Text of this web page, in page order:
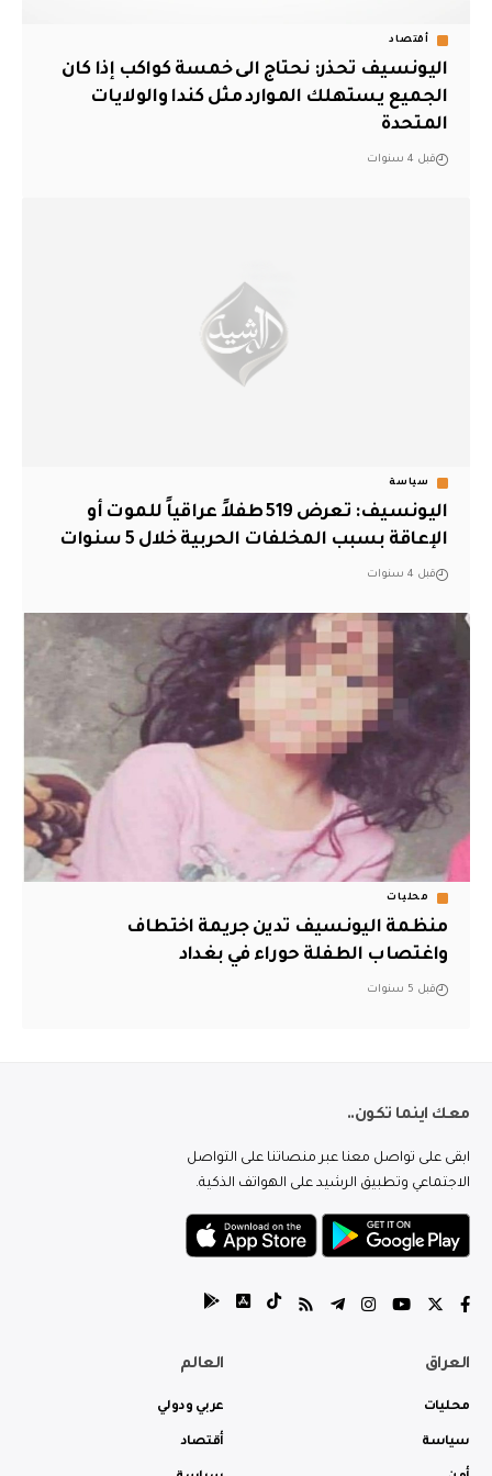
أقتصاد
اليونسيف تحذر: نحتاج الى خمسة كواكب إذا كان
الجميع يستهلك الموارد مثل كندا والولايات
المتحدة
قبل 4 سنوات
سياسة
اليونسيف: تعرض 519 طفلاً عراقياً للموت أو
الإعاقة بسبب المخلفات الحربية خلال 5 سنوات
قبل 4 سنوات
محليات
منظمة اليونسيف تدين جريمة اختطاف
واغتصاب الطفلة حوراء في بغداد
قبل 5 سنوات
معك اينما تكون..
ابقى على تواصل معنا عبر منصاتنا على التواصل
الاجتماعي وتطبيق الرشيد على الهواتف الذكية.
العراق
محليات
سياسة
العالم
عربي ودولي
أقتصاد